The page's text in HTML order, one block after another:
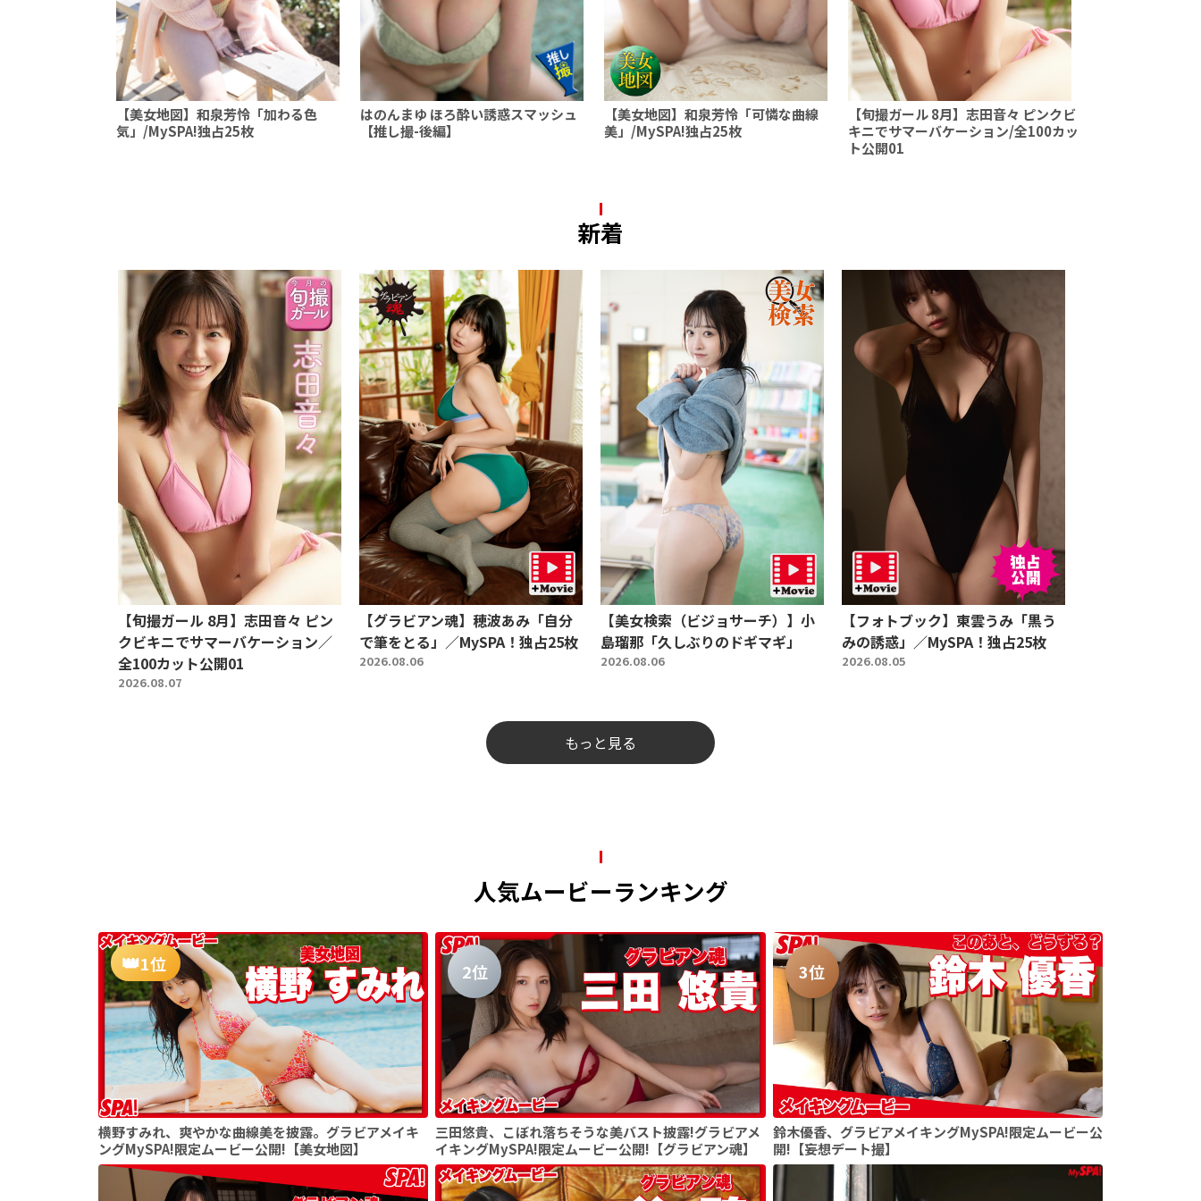
【美女地図】和泉芳怜「加わる色
気」/MySPA!独占25枚
はのんまゆ ほろ酔い誘惑スマッシュ
【推し撮-後編】
【美女地図】和泉芳怜「可憐な曲線
美」/MySPA!独占25枚
【旬撮ガール 8月】志田音々 ピンクビ
キニでサマーバケーション/全100カッ
ト公開01
新着
【旬撮ガール 8月】志田音々 ピン
クビキニでサマーバケーション／
全100カット公開01
2026.08.07
【グラビアン魂】穂波あみ「自分
で筆をとる」／MySPA！独占25枚
2026.08.06
【美女検索（ビジョサーチ）】小
島瑠那「久しぶりのドギマギ」
2026.08.06
【フォトブック】東雲うみ「黒う
みの誘惑」／MySPA！独占25枚
2026.08.05
もっと見る
人気ムービーランキング
1位
横野すみれ、爽やかな曲線美を披露。グラビアメイキ
ングMySPA!限定ムービー公開!【美女地図】
2位
三田悠貴、こぼれ落ちそうな美バスト披露!グラビアメ
イキングMySPA!限定ムービー公開!【グラビアン魂】
3位
鈴木優香、グラビアメイキングMySPA!限定ムービー公
開!【妄想デート撮】